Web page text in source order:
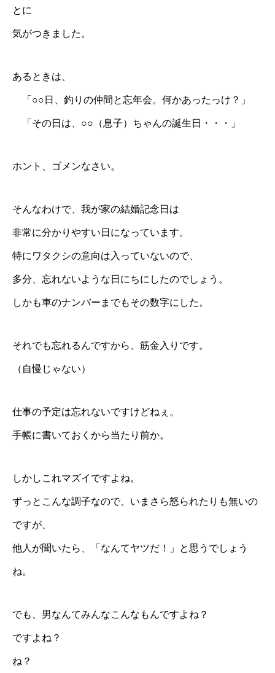
とに
気がつきました。
あるときは、
「○○日、釣りの仲間と忘年会。何かあったっけ？」
「その日は、○○（息子）ちゃんの誕生日・・・」
ホント、ゴメンなさい。
そんなわけで、我が家の結婚記念日は
非常に分かりやすい日になっています。
特にワタクシの意向は入っていないので、
多分、忘れないような日にちにしたのでしょう。
しかも車のナンバーまでもその数字にした。
それでも忘れるんですから、筋金入りです。
（自慢じゃない）
仕事の予定は忘れないですけどねぇ。
手帳に書いておくから当たり前か。
しかしこれマズイですよね。
ずっとこんな調子なので、いまさら怒られたりも無いの
ですが、
他人が聞いたら、「なんてヤツだ！」と思うでしょう
ね。
でも、男なんてみんなこんなもんですよね？
ですよね？
ね？